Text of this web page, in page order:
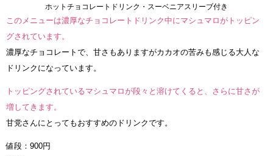
ホットチョコレートドリンク・スーベニアスリーブ付き
このメニューは濃厚なチョコレートドリンク中にマシュマロがトッピン
グされています。
濃厚なチョコレートで、甘さもありますがカカオの苦みも感じる大人な
ドリンクになっています。
トッピングされているマシュマロが段々と溶けてくると、さらに甘さが
増してきます。
甘党さんにとってもおすすめのドリンクです。
値段：900円